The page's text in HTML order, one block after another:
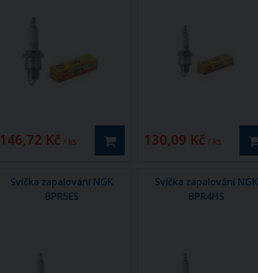
146,72 Kč / ks 130,09 Kč / ks
Svíčka zapalování NGK
BPR5ES
Svíčka zapalování NGK
BPR4HS